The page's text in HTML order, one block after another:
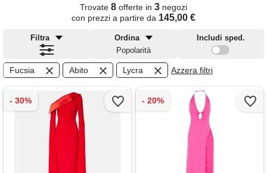
Trovate 8 offerte in 3 negozi
con prezzi a partire da 145,00 €
Filtra
Ordina
Popolarità
Includi sped.
Fucsia Abito Lycra Azzera filtri